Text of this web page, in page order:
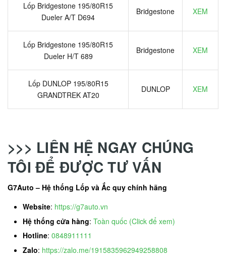
Lốp Bridgestone 195/80R15
Dueler A/T D694
Bridgestone XEM
Lốp Bridgestone 195/80R15
Dueler H/T 689
Bridgestone XEM
Lốp DUNLOP 195/80R15
GRANDTREK AT20
DUNLOP XEM
>>> LIÊN HỆ NGAY CHÚNG
TÔI ĐỂ ĐƯỢC TƯ VẤN
G7Auto – Hệ thống Lốp và Ắc quy chính hãng
Website: https://g7auto.vn
Hệ thống cửa hàng: Toàn quốc (Click để xem)
Hotline: 0848911111
Zalo: https://zalo.me/1915835962949258808